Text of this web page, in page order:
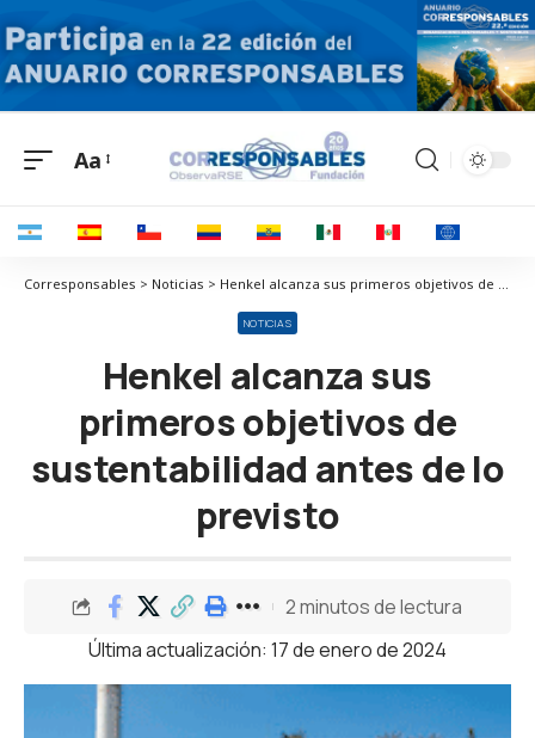
Aa
Corresponsables > Noticias > Henkel alcanza sus primeros objetivos de sustentabilidad antes de lo previsto
NOTICIAS
Henkel alcanza sus
primeros objetivos de
sustentabilidad antes de lo
previsto
Última actualización: 17 de enero de 2024
2 minutos de lectura